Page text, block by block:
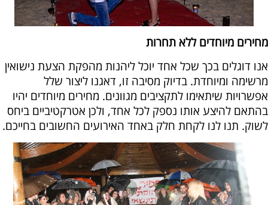
מחירים מיוחדים ללא תחרות
אנו דוגלים בכך שכל אחד יוכל ליהנות מהפקת הצעת נישואין
מרשימה ומיוחדת. בדיוק מסיבה זו, דאגנו ליצור שלל
אפשרויות שיתאימו לתקציבים מגוונים. מחירים מיוחדים יהיו
בהתאם להיצע אותו נספק לכל אחד, ולכן אטרקטיביים ביחס
לשוק. תנו לנו לקחת חלק באחד האירועים החשובים בחייכם.